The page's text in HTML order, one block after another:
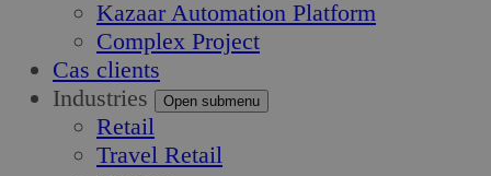
Kazaar Automation Platform
Complex Project
Cas clients
Industries
Open submenu
Retail
Travel Retail